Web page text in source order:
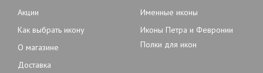
Акции
Как выбрать икону
О магазине
Доставка
Именные иконы
Иконы Петра и Февронии
Полки для икон